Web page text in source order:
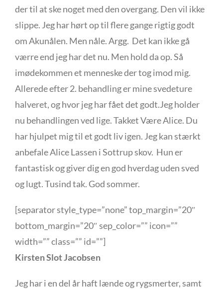
der til at ske noget med den overgang. Den vil ikke
slippe. Jeg har hørt op til flere gange rigtig godt
om Akunålen. Men nåle. Argg. Det kan ikke gå
værre end jeg har det nu. Men hold da op. Så
imødekommen et menneske der tog imod mig.
Allerede efter 2. behandling er mine svedeture
halveret, og hvor jeg har fået det godt.Jeg holder
nu behandlingen ved lige. Takket Være Alice. Du
har hjulpet mig til et godt liv igen. Jeg kan stærkt
anbefale Alice Lassen i Sottrup skov. Hun er
fantastisk og giver dig en god hverdag uden sved
og lugt. Tusind tak. God sommer.
[separator style_type=”none” top_margin=”20″
bottom_margin=”20″ sep_color=”” icon=””
width=”” class=”” id=””]
Kirsten Slot Jacobsen
Jeg har i en del år haft lænde og rygsmerter, samt